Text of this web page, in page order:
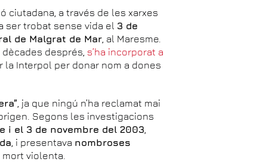
ciutadana, a través de les xarxes
ser trobat sense vida el 3 de
de Malgrat de Mar , al Maresme.
després, s’ha incorporat a
la Interpol per donar nom a dones
, ja que ningú n’ha reclamat mai
Segons les investigacions
i el 3 de novembre del 2003
, i presentava nombroses
mort violenta.